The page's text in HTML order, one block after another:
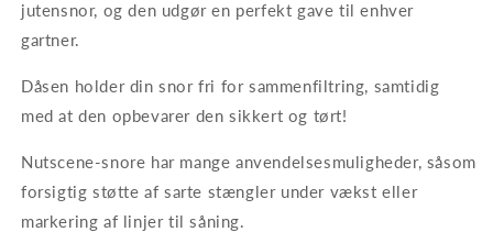
jutensnor, og den udgør en perfekt gave til enhver
gartner.
Dåsen holder din snor fri for sammenfiltring, samtidig
med at den opbevarer den sikkert og tørt!
Nutscene-snore har mange anvendelsesmuligheder, såsom
forsigtig støtte af sarte stængler under vækst eller
markering af linjer til såning.